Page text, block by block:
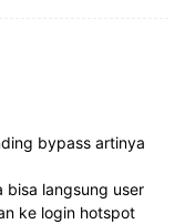
bypass artinya
bisa langsung user
ke login hotspot